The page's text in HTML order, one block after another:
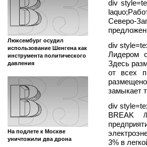
Люксембург осудил
использование Шенгена как
инструмента политического
давления
На подлете к Москве
уничтожили два дрона
div
Северо-
div
Лидером
Здесь
от всех
замыкает
div
BREAK /
3% в